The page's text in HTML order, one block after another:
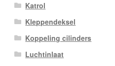
Katrol
Kleppendeksel
Koppeling cilinders
Luchtinlaat